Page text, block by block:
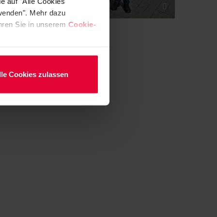
Mehr dazu
Sie in unserem Cookie-
Cookies zulassen